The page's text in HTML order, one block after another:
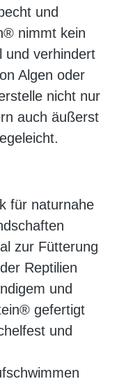
und
nimmt kein
und verhindert
Algen oder
nicht nur
auch äußerst
für naturnahe
zur Fütterung
Reptilien
und
gefertigt
und